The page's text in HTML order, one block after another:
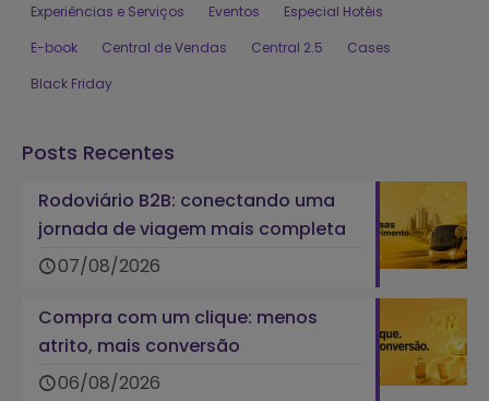
Experiências e Serviços
Eventos
Especial Hotéis
E-book
Central de Vendas Central 2.5
Cases
Black Friday
Posts Recentes
Rodoviário B2B: conectando uma
jornada de viagem mais completa
07/08/2026
Compra com um clique: menos
atrito, mais conversão
06/08/2026